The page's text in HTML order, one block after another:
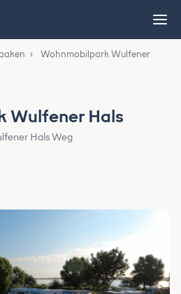
›
Wohnmobilpark Wulfener
Wulfener Hals
Hals Weg